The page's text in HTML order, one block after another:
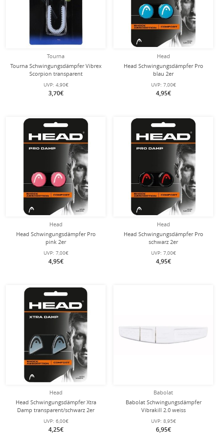
Tourna
Tourna Schwingungsdämpfer Vibrex
Scorpion transparent
UVP: 4,90€
3,70€
Head
Head Schwingungsdämpfer Pro
blau 2er
UVP: 7,00€
4,95€
Head
Head Schwingungsdämpfer Pro
pink 2er
UVP: 7,00€
4,95€
Head
Head Schwingungsdämpfer Pro
schwarz 2er
UVP: 7,00€
4,95€
Head
Head Schwingungsdämpfer Xtra
Damp transparent/schwarz 2er
UVP: 6,00€
4,25€
Babolat
Babolat Schwingungsdämpfer
Vibrakill 2.0 weiss
UVP: 8,95€
6,95€